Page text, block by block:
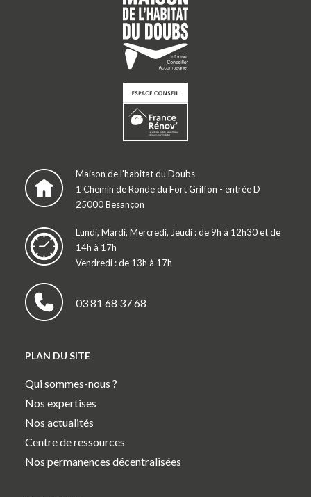
Maison de l'habitat du Doubs
1 Chemin de Ronde du Fort Griffon - entrée D
25000 Besançon
Lundi, Mardi, Mercredi, Jeudi : de 9h à 12h30 et de
14h à 17h
Vendredi : de 13h à 17h
03 81 68 37 68
PLAN DU SITE
Qui sommes-nous ?
Nos expertises
Nos actualités
Centre de ressources
Nos permanences décentralisées